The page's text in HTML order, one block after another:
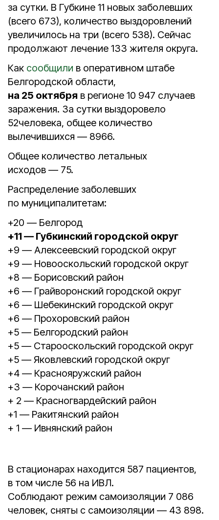
за сутки. В Губкине 11 новых заболевших
(всего 673), количество выздоровлений
увеличилось на три (всего 538). Сейчас
продолжают лечение 133 жителя округа.
Как сообщили в оперативном штабе
Белгородской области,
на 25 октября в регионе 10 947 случаев
заражения. За сутки выздоровело
52человека, общее количество
вылечившихся — 8966.
Общее количество летальных
исходов — 75.
Распределение заболевших
по муниципалитетам:
+20 — Белгород
+11 — Губкинский городской округ
+9 — Алексеевский городской округ
+9 — Новооскольский городской округ
+8 — Борисовский район
+6 — Грайворонский городской округ
+6 — Шебекинский городской округ
+6 — Прохоровский район
+5 — Белгородский район
+5 — Старооскольский городской округ
+5 — Яковлевский городской округ
+4 — Краснояружский район
+3 — Корочанский район
+ 2 — Красногвардейский район
+1 — Ракитянский район
+ 1 — Ивнянский район
В стационарах находится 587 пациентов,
в том числе 56 на ИВЛ.
Соблюдают режим самоизоляции 7 086
человек, сняты с самоизоляции — 43 898.